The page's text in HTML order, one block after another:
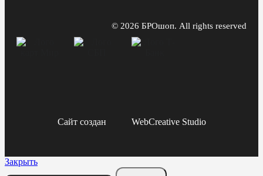
© 2026 БРОшоп. All rights reserved
Сайт создан WebCreative Studio
Закрыть